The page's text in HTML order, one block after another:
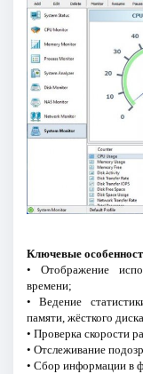
Ключевые
• Отображение
времени;
• Ведение
памяти, жёсткого
• Проверка скорости
• Отслеживание
• Сбор информации в